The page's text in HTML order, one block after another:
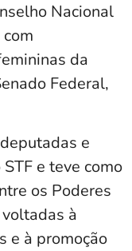
Nacional
da
Federal,
e
e teve como
os Poderes
à
e à promoção